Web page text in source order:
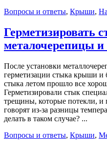
Вопросы и ответы, Крыши,
Герметизировать
металочерепицы и
После установки
герметизации стыка крыши и
стыка летом прошло все
Герметизировали стык
трещины, которые потекли, и
говорят из-за разницы
делать в таком случае? ...
Вопросы и ответы, Крыши,